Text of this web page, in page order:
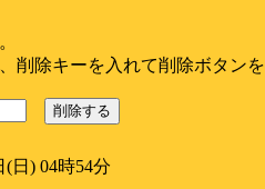
削除キーを入れて削除ボタン
削除する
(日) 04時54分